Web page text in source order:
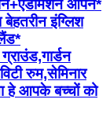
ओपन*
इंग्लिश
रुम,सेमिनार
हे आपके बच्चों को